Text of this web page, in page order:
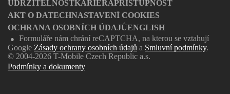
UDRŽITELNOSTKARIÉRAPŘÍSTUPNOST
AKT O DATECHNASTAVENÍ COOKIES
OCHRANA OSOBNÍCH ÚDAJŮENGLISH
●
Formuláře nám chrání reCAPTCHA, na kterou se vztahují
Google Zásady ochrany osobních údajů a Smluvní podmínky.
© 2004-2026 T-Mobile Czech Republic a.s.
Podmínky a dokumenty